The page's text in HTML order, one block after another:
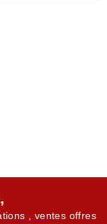
, ventes offres